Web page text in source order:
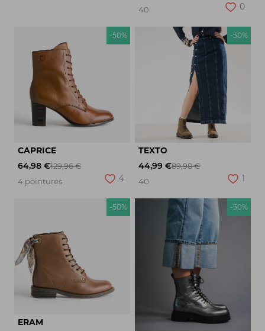
40 0
-50%
CAPRICE
64,98 €129,96 €
4 pointures
4
-50%
TEXTO
44,99 €89,98 €
40
1
-50%
ERAM
-50%